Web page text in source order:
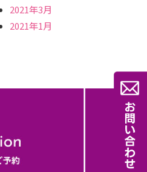
2021年3月
2021年1月